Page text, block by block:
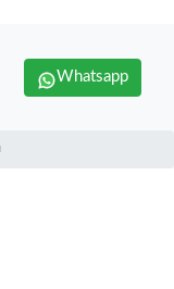
Whatsapp